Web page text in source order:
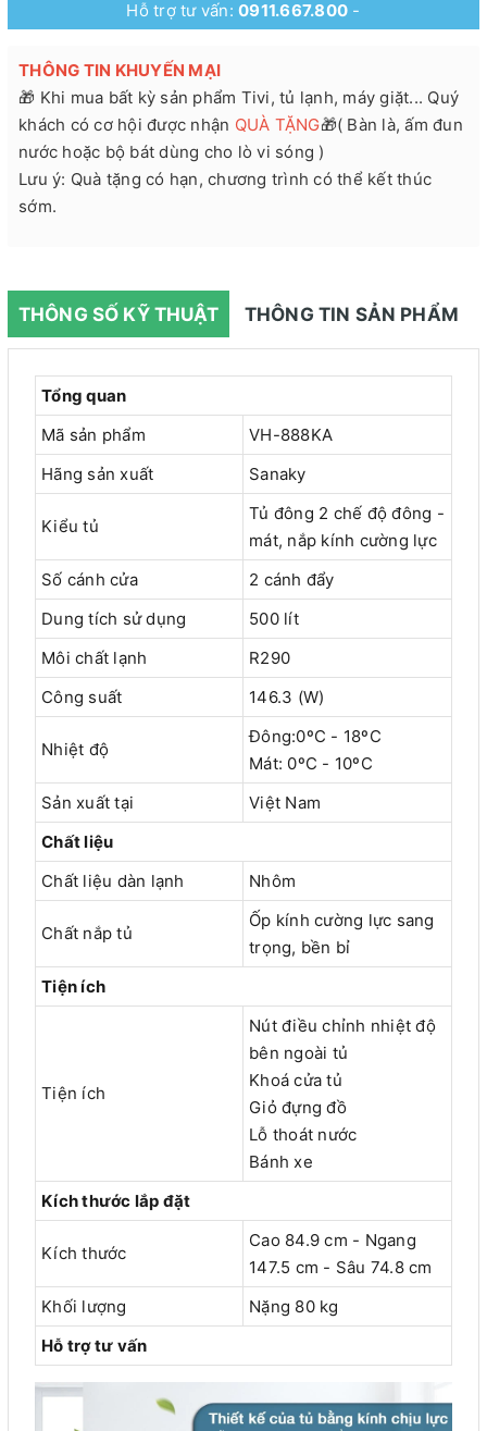
Hỗ trợ tư vấn:0911.667.800 -
THÔNG TIN KHUYẾN MẠI
🎁 Khi mua bất kỳ sản phẩm Tivi, tủ lạnh, máy giặt... Quý
khách có cơ hội được nhận QUÀ TẶNG🎁( Bàn là, ấm đun
nước hoặc bộ bát dùng cho lò vi sóng )
Lưu ý: Quà tặng có hạn, chương trình có thể kết thúc
sớm.
THÔNG SỐ KỸ THUẬT THÔNG TIN SẢN PHẨM
Tổng quan
Mã sản phẩm
VH-888KA
Hãng sản xuất
Sanaky
Kiểu tủ
Tủ đông 2 chế độ đông -
mát, nắp kính cường lực
Số cánh cửa
2 cánh đẩy
Dung tích sử dụng
500 lít
Môi chất lạnh
R290
Công suất
146.3 (W)
Nhiệt độ
Đông:0ºC - 18ºC
Mát: 0ºC - 10ºC
Sản xuất tại
Việt Nam
Chất liệu
Chất liệu dàn lạnh
Nhôm
Chất nắp tủ
Ốp kính cường lực sang
trọng, bền bỉ
Tiện ích
Tiện ích
Nút điều chỉnh nhiệt độ
bên ngoài tủ
Khoá cửa tủ
Giỏ đựng đồ
Lỗ thoát nước
Bánh xe
Kích thước lắp đặt
Kích thước
Cao 84.9 cm - Ngang
147.5 cm - Sâu 74.8 cm
Khối lượng
Nặng 80 kg
Hỗ trợ tư vấn